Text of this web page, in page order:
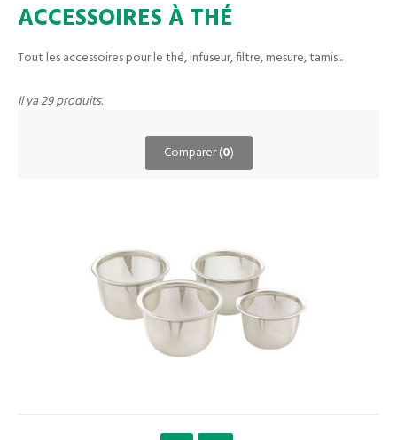
ACCESSOIRES À THÉ
Tout les accessoires pour le thé, infuseur, filtre, mesure, tamis...
Il ya 29 produits.
Comparer (0)